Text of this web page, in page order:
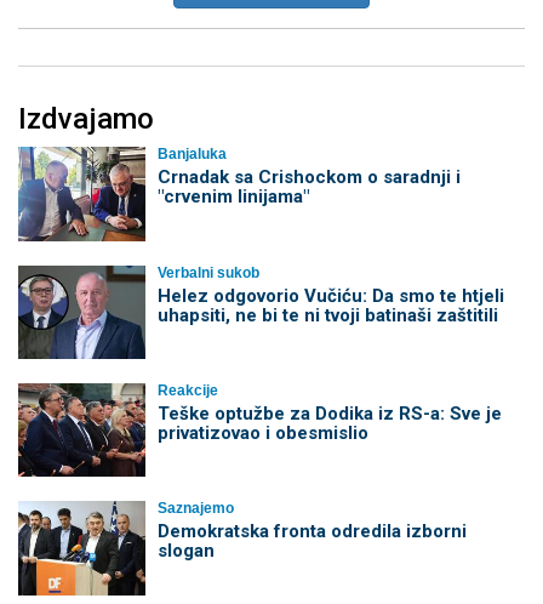
Izdvajamo
Banjaluka
Crnadak sa Crishockom o saradnji i
"crvenim linijama"
Verbalni sukob
Helez odgovorio Vučiću: Da smo te htjeli
uhapsiti, ne bi te ni tvoji batinaši zaštitili
Reakcije
Teške optužbe za Dodika iz RS-a: Sve je
privatizovao i obesmislio
Saznajemo
Demokratska fronta odredila izborni
slogan